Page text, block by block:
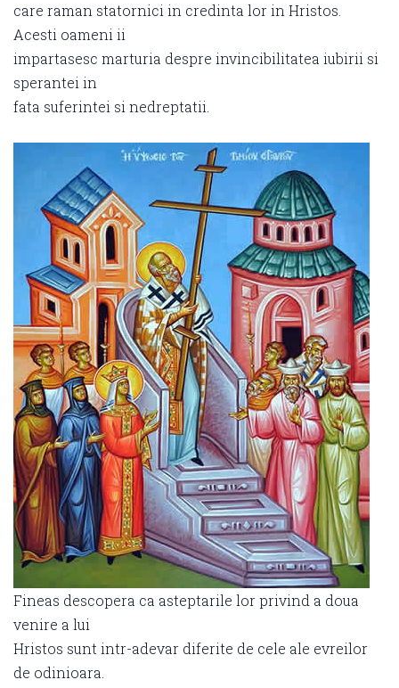
care raman statornici in credinta lor in Hristos.
Acesti oameni ii
impartasesc marturia despre invincibilitatea iubirii si
sperantei in
fata suferintei si nedreptatii.
Fineas descopera ca asteptarile lor privind a doua
venire a lui
Hristos sunt intr-adevar diferite de cele ale evreilor
de odinioara.